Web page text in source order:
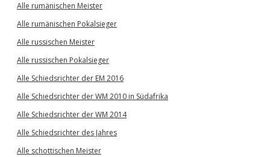
Alle rumänischen Meister
Alle rumänischen Pokalsieger
Alle russischen Meister
Alle russischen Pokalsieger
Alle Schiedsrichter der EM 2016
Alle Schiedsrichter der WM 2010 in Südafrika
Alle Schiedsrichter der WM 2014
Alle Schiedsrichter des Jahres
Alle schottischen Meister